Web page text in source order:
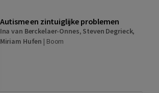
Autisme en zintuiglijke problemen
Ina van Berckelaer-Onnes, Steven Degrieck,
Miriam Hufen | Boom